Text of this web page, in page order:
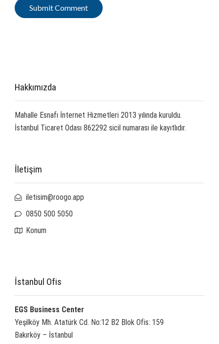
Hakkımızda
Mahalle Esnafı İnternet Hizmetleri 2013 yılında kuruldu.
İstanbul Ticaret Odası 862292 sicil numarası ile kayıtlıdır.
İletişim
iletisim@roogo.app
0850 500 5050
Konum
İstanbul Ofis
EGS Business Center
Yeşilköy Mh. Atatürk Cd. No:12 B2 Blok Ofis: 159
Bakırköy – İstanbul